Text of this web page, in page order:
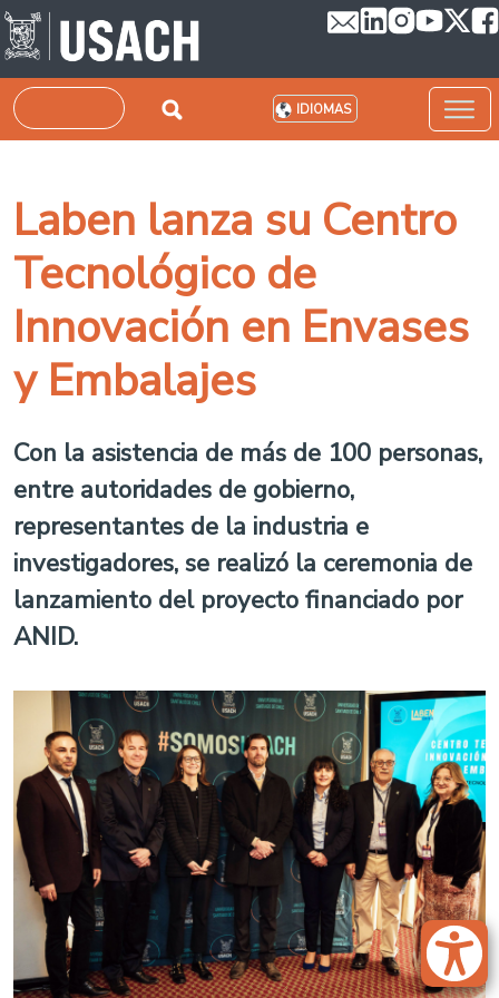
Pasar al contenido principal
Buscar IDIOMAS
Laben lanza su Centro
Tecnológico de
Innovación en Envases
y Embalajes
Con la asistencia de más de 100 personas,
entre autoridades de gobierno,
representantes de la industria e
investigadores, se realizó la ceremonia de
lanzamiento del proyecto financiado por
ANID.